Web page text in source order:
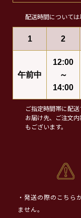
配送時間については
1 2
午前中
12:00
～
14:00
ご指定時間帯に配送
お届け先、ご注文
もございます。
・発送の際のこちら
ません。